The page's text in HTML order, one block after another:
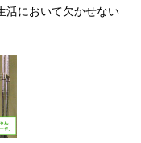
活において欠かせない